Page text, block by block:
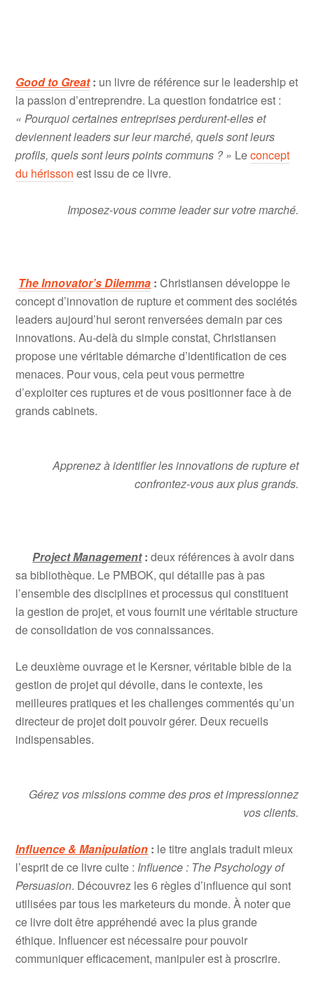
Good to Great: un livre de référence sur le leadership et
la passion d’entreprendre. La question fondatrice est :
« Pourquoi certaines entreprises perdurent-elles et
deviennent leaders sur leur marché, quels sont leurs
profils, quels sont leurs points communs ? » Leconcept
du hérisson est issu de ce livre.
Imposez-vous comme leader sur votre marché.
TheInnovator’s Dilemma : Christiansen développe le
concept d’innovation de rupture et comment des sociétés
leaders aujourd’hui seront renversées demain par ces
innovations. Au-delà du simple constat, Christiansen
propose une véritable démarche d’identification de ces
menaces. Pour vous, cela peut vous permettre
d’exploiter ces ruptures et de vous positionner face à de
grands cabinets.
Apprenez à identifier les innovations de rupture et
confrontez-vous aux plus grands.
ProjectManagement: deux références à avoir dans
sa bibliothèque. Le PMBOK, qui détaille pas à pas
l’ensemble des disciplines et processus qui constituent
la gestion de projet, et vous fournit une véritable structure
de consolidation de vos connaissances.
Le deuxième ouvrage et le Kersner, véritable bible de la
gestion de projet qui dévoile, dans le contexte, les
meilleures pratiques et les challenges commentés qu’un
directeur de projet doit pouvoir gérer. Deux recueils
indispensables.
Gérez vos missions comme des pros et impressionnez
vos clients.
Influence& Manipulation : le titre anglais traduit mieux
l’esprit de ce livre culte : Influence : The Psychology of
Persuasion. Découvrez les 6 règles d’influence qui sont
utilisées par tous les marketeurs du monde. À noter que
ce livre doit être appréhendé avec la plus grande
éthique. Influencer est nécessaire pour pouvoir
communiquer efficacement, manipuler est à proscrire.